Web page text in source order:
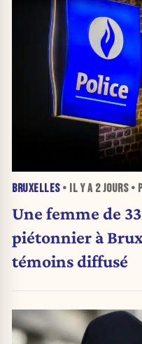
BRUXELLES• IL Y A 2 JOURS•
Une femme de
piétonnier à
témoins diffusé